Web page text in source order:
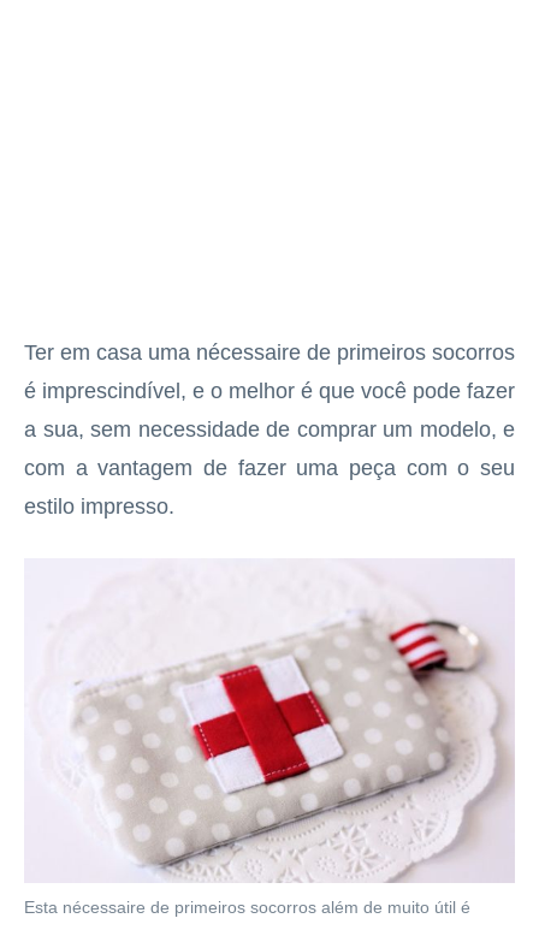
Ter em casa uma nécessaire de primeiros socorros
é imprescindível, e o melhor é que você pode fazer
a sua, sem necessidade de comprar um modelo, e
com a vantagem de fazer uma peça com o seu
estilo impresso.
Esta nécessaire de primeiros socorros além de muito útil é